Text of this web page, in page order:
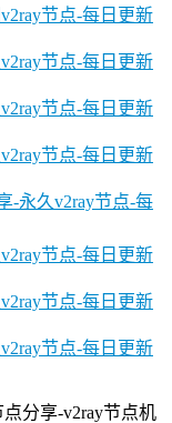
节点-每日更新
节点-每日更新
节点-每日更新
节点-每日更新
-永久v2ray节点-每
节点-每日更新
节点-每日更新
节点-每日更新
分享-v2ray节点机